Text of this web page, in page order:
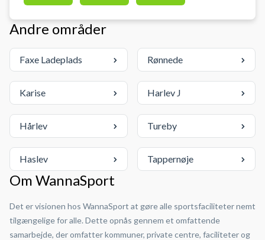
Padel padelcenter i Næstved.
Gratis padel bat er til rådighed og
bolde kan købes hos Match Padel
Næstved. Padelbanen er af høj
kvalitet, blåt Desso Grand Slam
Andre områder
Faxe Ladeplads Rønnede
Karise Harlev J
Hårlev Tureby
Haslev Tappernøje
Om WannaSport
Det er visionen hos WannaSport at gøre alle sportsfaciliteter nemt
tilgængelige for alle. Dette opnås gennem et omfattende
samarbejde, der omfatter kommuner, private centre, faciliteter og